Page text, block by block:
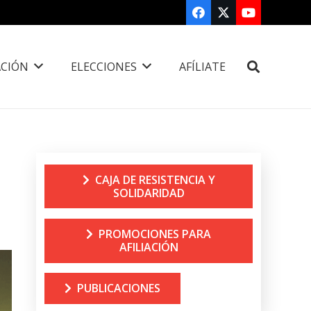
ELECCIONES AFÍLIATE
CAJA DE RESISTENCIA Y
SOLIDARIDAD
PROMOCIONES PARA
AFILIACIÓN
PUBLICACIONES